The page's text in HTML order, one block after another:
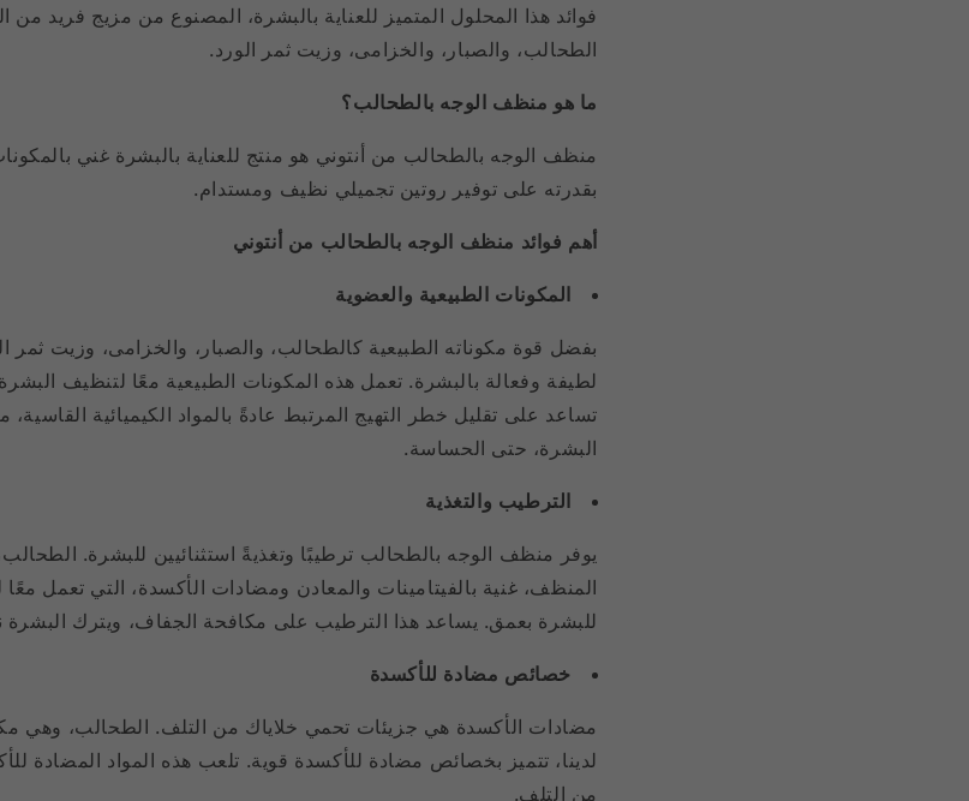
فوائد هذا المحلول المتميز للعناية بالبشرة، المصنوع من مزيج فريد
الطحالب، والصبار، والخزامى، وزيت ثمر الورد.
ما هو منظف الوجه بالطحالب؟
منظف الوجه بالطحالب من أنتوني هو منتج للعناية بالبشرة غني
بقدرته على توفير روتين تجميلي نظيف ومستدام.
أهم فوائد منظف الوجه بالطحالب من أنتوني
المكونات الطبيعية والعضوية
بفضل قوة مكوناته الطبيعية كالطحالب، والصبار، والخزامى، وزيت ثمر
لطيفة وفعالة بالبشرة. تعمل هذه المكونات الطبيعية معًا لتنظيف البشرة
تساعد على تقليل خطر التهيج المرتبط عادةً بالمواد الكيميائية القاسية،
البشرة، حتى الحساسة.
الترطيب والتغذية
يوفر منظف الوجه بالطحالب ترطيبًا وتغذيةً استثنائيين للبشرة.
المنظف، غنية بالفيتامينات والمعادن ومضادات الأكسدة، التي تعمل
للبشرة بعمق. يساعد هذا الترطيب على مكافحة الجفاف، ويترك البشرة
خصائص مضادة للأكسدة
مضادات الأكسدة هي جزيئات تحمي خلاياك من التلف. الطحالب،
لدينا، تتميز بخصائص مضادة للأكسدة قوية. تلعب هذه المواد المضادة
من التلف.